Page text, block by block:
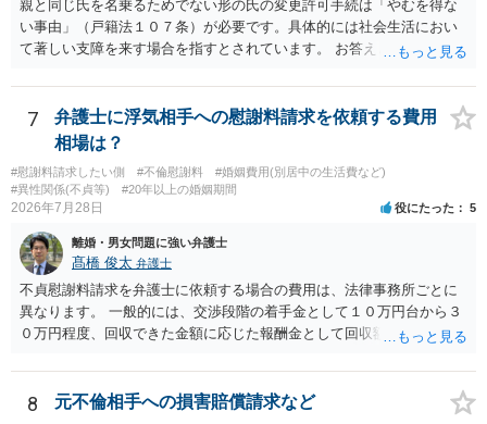
は、名の変更許可よりも厳重な要件であるとされ、本件のような精神
的・心理的な理由ではなかなかハードルが高いところですが、親から
性的虐待を受けていたケースで氏変更を許可した事案がありますの
立て前に分籍届によってあなたの単独戸籍を編成しておく必要がある
でしょう。 法的に検討すべき課題が多いため、弁護士へ相談されるこ
とをお勧めします。
親と同じ氏を名乗るためでない形の氏の変更許可手続は「やむを得な
い事由」（戸籍法１０７条）が必要です。具体的には社会生活におい
て著しい支障を来す場合を指すとされています。 お答えとしては、理
支障」の具体的判断の中で、現在の氏を使い続けることがなぜよくな
いのかが審理判断されることになる、というものになります。
7
弁護士に浮気相手への慰謝料請求を依頼する費用
相場は？
#慰謝料請求したい側 #不倫慰謝料
#婚姻費用(別居中の生活費など)
#異性関係(不貞等)
#20年以上の婚姻期間
2026年7月28日 役にたった 5
離婚・男女問題に強い弁護士
髙橋 俊太 弁護士
不貞慰謝料請求を弁護士に依頼する場合の費用は、法律事務所ごとに
異なります。 一般的には、交渉段階の着手金として１０万円台から３
０万円程度、回収できた金額に応じた報酬金として回収額の１０％か
には、追加着手金や日当、実費が発生することもあります。 もっと
も、証拠が十分にあるか、相手方の住所・勤務先が分かるか、慰謝料
8 元不倫相手への損害賠償請求など